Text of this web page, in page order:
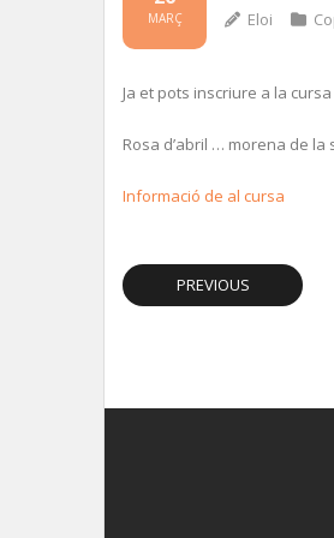
MARÇ Eloi
Ja et pots inscriure a la
Rosa d’abril … morena de la
Informació de al cursa
PREVIOUS